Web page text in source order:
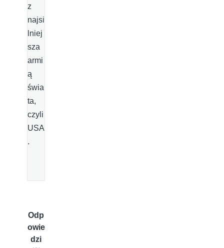
z
najsi
lniej
sza
armi
ą
świa
ta,
czyli
USA
.
Odp
owie
dzi